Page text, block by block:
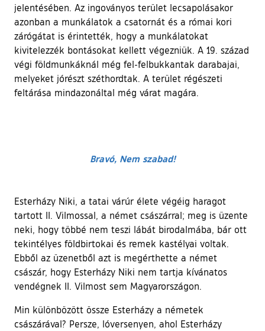
jelentésében. Az ingoványos terület lecsapolásakor
azonban a munkálatok a csatornát és a római kori
zárógátat is érintették, hogy a munkálatokat
kivitelezzék bontásokat kellett végezniük. A 19. század
végi földmunkáknál még fel-felbukkantak darabajai,
melyeket jórészt széthordtak. A terület régészeti
feltárása mindazonáltal még várat magára.
Bravó, Nem szabad!
Esterházy Niki, a tatai várúr élete végéig haragot
tartott II. Vilmossal, a német császárral; meg is üzente
neki, hogy többé nem teszi lábát birodalmába, bár ott
tekintélyes földbirtokai és remek kastélyai voltak.
Ebből az üzenetből azt is megérthette a német
császár, hogy Esterházy Niki nem tartja kívánatos
vendégnek II. Vilmost sem Magyarországon.
Min különbözött össze Esterházy a németek
császárával? Persze, lóversenyen, ahol Esterházy